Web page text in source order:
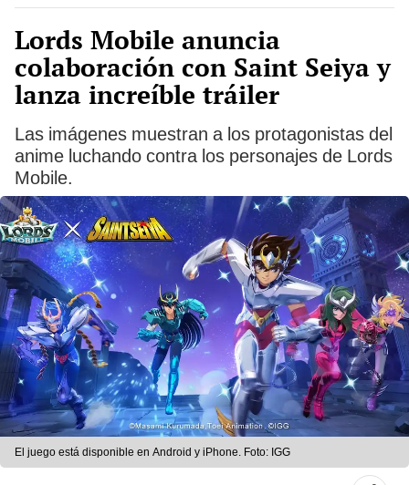
Lords Mobile anuncia
colaboración con Saint Seiya y
lanza increíble tráiler
Las imágenes muestran a los protagonistas del
anime luchando contra los personajes de Lords
Mobile.
El juego está disponible en Android y iPhone. Foto: IGG